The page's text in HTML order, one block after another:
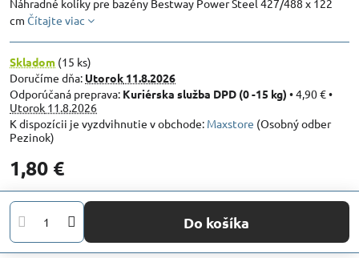
Náhradné kolíky pre bazény Bestway Power Steel 427/488 x 122
cm Čítajte viac
Skladom (15 ks)
Doručíme dňa: Utorok 11.8.2026
Kuriérska služba DPD (0 -15 kg) •4,90 €•
Utorok 11.8.2026
Maxstore (Osobný odber
Pezinok)
1,80 €
Do košíka